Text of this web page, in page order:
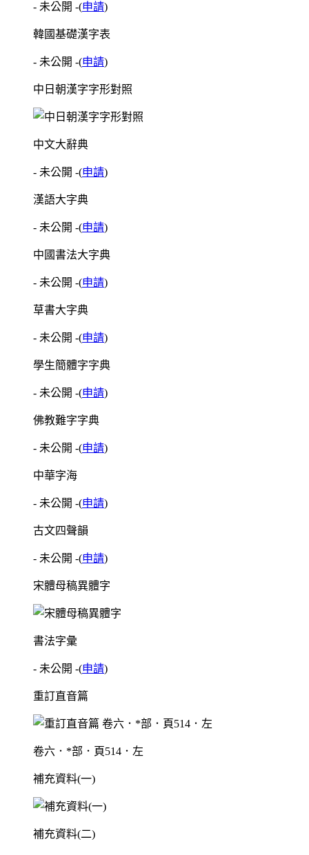
- 未公開 -(申請)
韓國基礎漢字表
- 未公開 -(申請)
中日朝漢字字形對照
中文大辭典
- 未公開 -(申請)
漢語大字典
- 未公開 -(申請)
中國書法大字典
- 未公開 -(申請)
草書大字典
- 未公開 -(申請)
學生簡體字字典
- 未公開 -(申請)
佛教難字字典
- 未公開 -(申請)
中華字海
- 未公開 -(申請)
古文四聲韻
- 未公開 -(申請)
宋體母稿異體字
書法字彙
- 未公開 -(申請)
重訂直音篇
卷六．*部．頁514．左
補充資料(一)
補充資料(二)